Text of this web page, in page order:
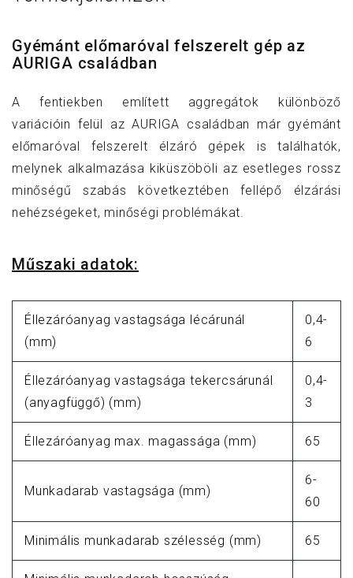
Gyémánt előmaróval felszerelt gép az
AURIGA családban
A fentiekben említett aggregátok különböző
variációin felül az AURIGA családban már gyémánt
előmaróval felszerelt élzáró gépek is találhatók,
melynek alkalmazása kiküszöböli az esetleges rossz
minőségű szabás következtében fellépő élzárási
nehézségeket, minőségi problémákat.
Műszaki adatok:
Éllezáróanyag vastagsága lécárunál
(mm)
0,4-
6
Éllezáróanyag vastagsága tekercsárunál
(anyagfüggő) (mm)
0,4-
3
Éllezáróanyag max. magassága (mm) 65
Munkadarab vastagsága (mm)
6-
60
Minimális munkadarab szélesség (mm) 65